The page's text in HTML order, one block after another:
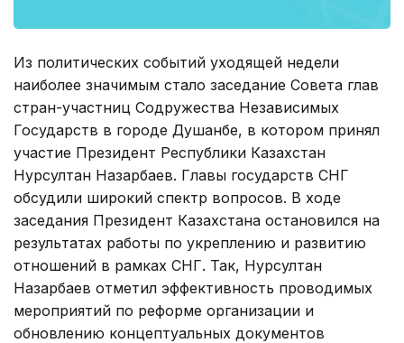
Из политических событий уходящей недели
наиболее значимым стало заседание Совета глав
стран-участниц Содружества Независимых
Государств в городе Душанбе, в котором принял
участие Президент Республики Казахстан
Нурсултан Назарбаев. Главы государств СНГ
обсудили широкий спектр вопросов. В ходе
заседания Президент Казахстана остановился на
результатах работы по укреплению и развитию
отношений в рамках СНГ. Так, Нурсултан
Назарбаев отметил эффективность проводимых
мероприятий по реформе организации и
обновлению концептуальных документов